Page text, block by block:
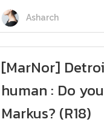
การประเมินคร่าวๆของผ
สามารถคาดคะเนเรื่องข
Asharch
[MarNor]
human : Do
Markus? (R18)